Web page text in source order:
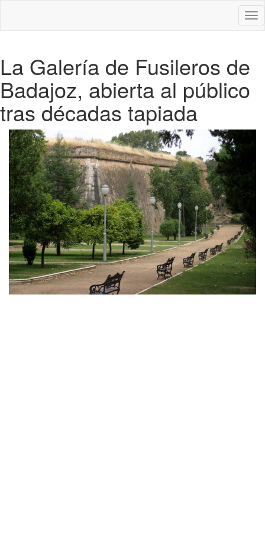
La Galería de Fusileros de
Badajoz, abierta al público
tras décadas tapiada